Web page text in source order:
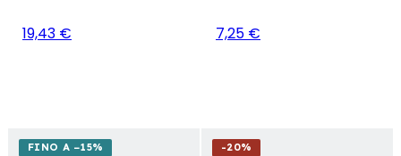
19,43 € 7,25 €
FINO A −15% -20%